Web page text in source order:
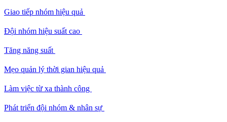
Giao tiếp nhóm hiệu quả
Đội nhóm hiệu suất cao
Tăng năng suất
Mẹo quản lý thời gian hiệu quả
Làm việc từ xa thành công
Phát triển đội nhóm & nhân sự